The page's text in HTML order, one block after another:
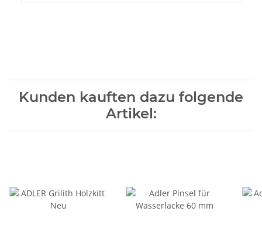
Kunden kauften dazu folgende
Artikel: